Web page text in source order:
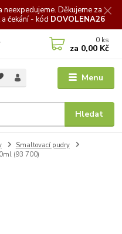
neexpedujeme. Děkujeme za
čekání - kód DOVOLENA26
Menu
Hledat
0 ks
za 0,00 Kč
Smaltovací pudry
(93 700)